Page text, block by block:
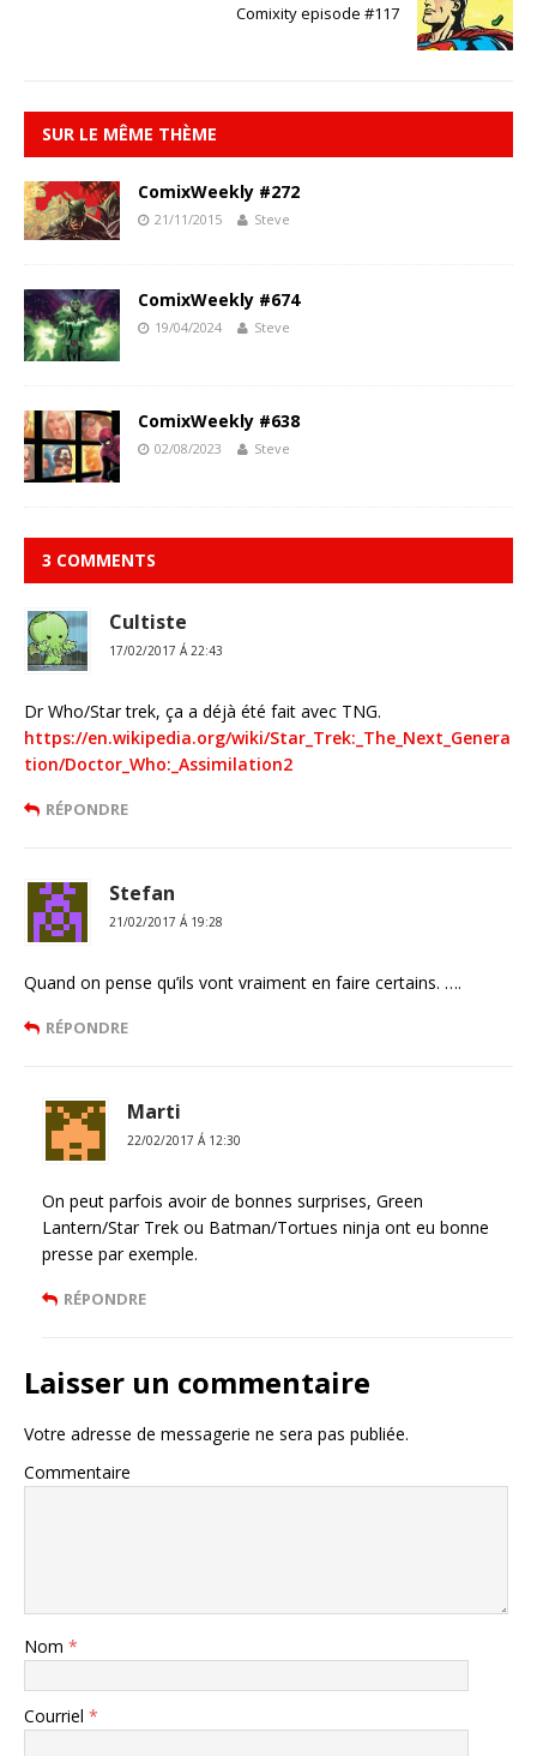
Comixity episode #117
SUR LE MÊME THÈME
ComixWeekly #272
21/11/2015 Steve
ComixWeekly #674
19/04/2024 Steve
ComixWeekly #638
02/08/2023 Steve
3 COMMENTS
Cultiste
17/02/2017 Á 22:43
Dr Who/Star trek, ça a déjà été fait avec TNG.
https://en.wikipedia.org/wiki/Star_Trek:_The_Next_Genera
tion/Doctor_Who:_Assimilation2
RÉPONDRE
Stefan
21/02/2017 Á 19:28
Quand on pense qu’ils vont vraiment en faire certains. ….
RÉPONDRE
Marti
22/02/2017 Á 12:30
On peut parfois avoir de bonnes surprises, Green
Lantern/Star Trek ou Batman/Tortues ninja ont eu bonne
presse par exemple.
RÉPONDRE
Laisser un commentaire
Votre adresse de messagerie ne sera pas publiée.
Commentaire
Nom *
Courriel *